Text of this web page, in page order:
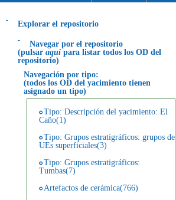
Explorar el repositorio
Navegar por el repositorio
(pulsar aquí para listar todos los OD del
repositorio)
Navegación por tipo:
(todos los OD del yacimiento tienen
asignado un tipo)
Tipo: Descripción del yacimiento: El
Caño(1)
Tipo: Grupos estratigráficos: grupos de
UEs superficiales(3)
Tipo: Grupos estratigráficos:
Tumbas(7)
Artefactos de cerámica(766)